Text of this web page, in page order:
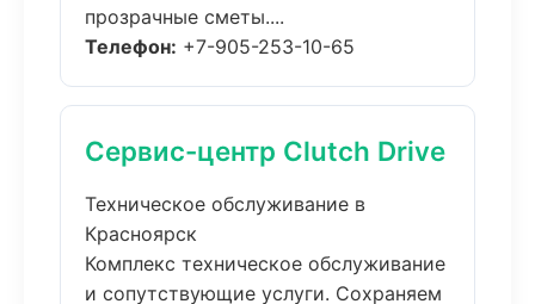
прозрачные сметы....
Телефон: +7-905-253-10-65
Сервис-центр Clutch Drive
Техническое обслуживание в
Красноярск
Комплекс техническое обслуживание
и сопутствующие услуги. Сохраняем